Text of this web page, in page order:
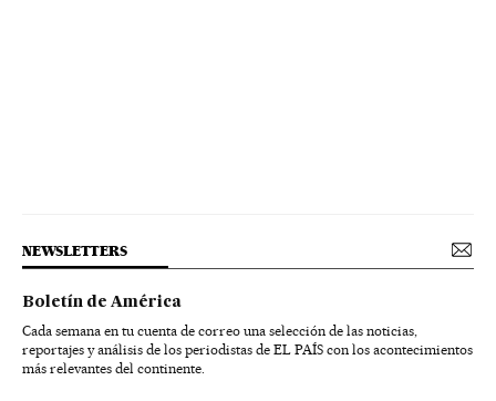
NEWSLETTERS
Boletín de América
Cada semana en tu cuenta de correo una selección de las noticias,
reportajes y análisis de los periodistas de EL PAÍS con los acontecimientos
más relevantes del continente.